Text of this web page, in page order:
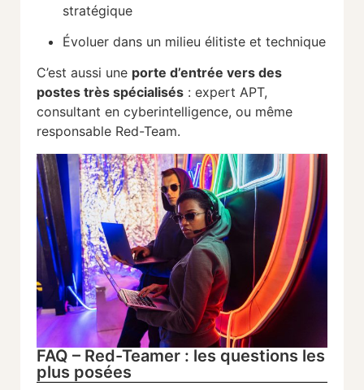
stratégique
Évoluer dans un milieu élitiste et technique
C’est aussi une porte d’entrée vers des
postes très spécialisés : expert APT,
consultant en cyberintelligence, ou même
responsable Red-Team.
FAQ – Red-Teamer : les questions les
plus posées